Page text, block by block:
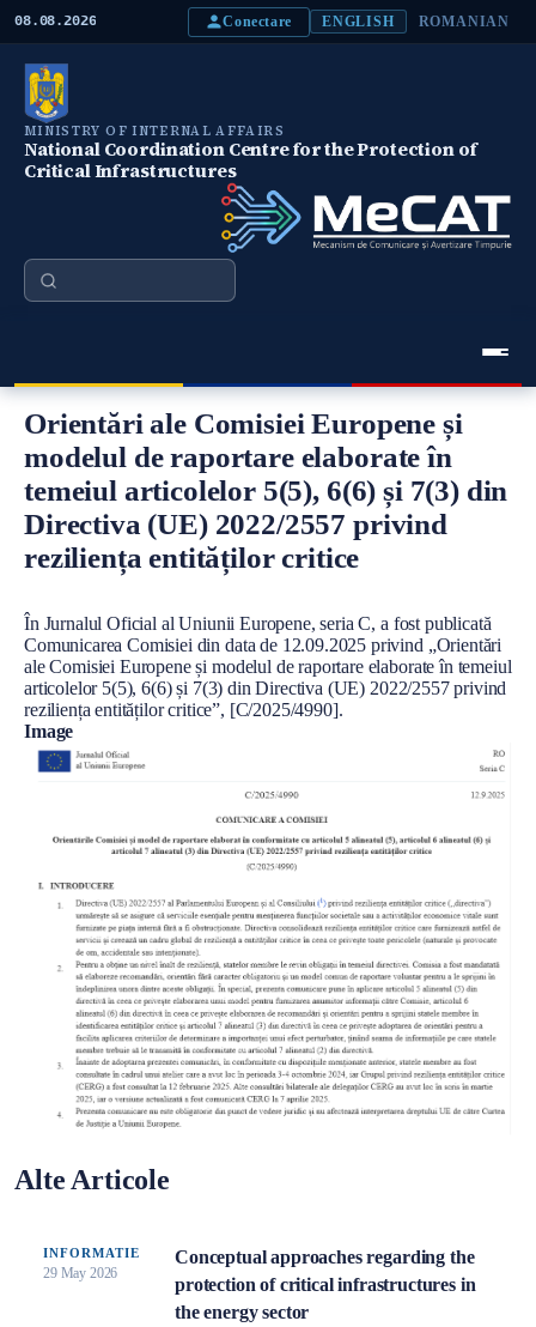
08.08.2026 Conectare ENGLISH ROMANIAN
MINISTRY OF INTERNAL AFFAIRS
National Coordination Centre for the Protection of
Critical Infrastructures
Search
Meniu Principal
Orientări ale Comisiei Europene și
modelul de raportare elaborate în
temeiul articolelor 5(5), 6(6) și 7(3) din
Directiva (UE) 2022/2557 privind
reziliența entităților critice
Conținut
În Jurnalul Oficial al Uniunii Europene, seria C, a fost publicată
Comunicarea Comisiei din data de 12.09.2025 privind „Orientări
ale Comisiei Europene și modelul de raportare elaborate în temeiul
articolelor 5(5), 6(6) și 7(3) din Directiva (UE) 2022/2557 privind
reziliența entităților critice”, [C/2025/4990].
Image
Alte Articole
INFORMATIE
29 May 2026
Conceptual approaches regarding the
protection of critical infrastructures in
the energy sector